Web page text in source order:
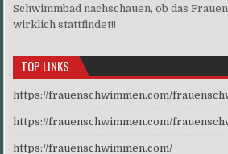
Schwimmbad nachschauen, ob das
wirklich stattfindet!!
TOP LINKS
https://frauenschwimmen.com/
https://frauenschwimmen.com/
https://frauenschwimmen.com/